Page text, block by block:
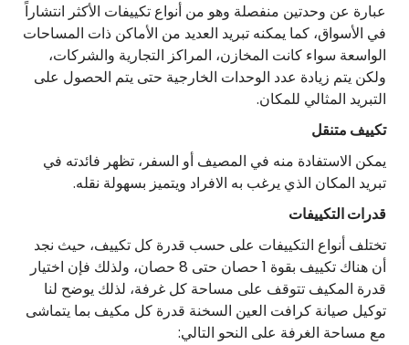
عبارة عن وحدتين منفصلة وهو من أنواع تكييفات الأكثر انتشاراً
في الأسواق، كما يمكنه تبريد العديد من الأماكن ذات المساحات
الواسعة سواء كانت المخازن، المراكز التجارية والشركات،
ولكن يتم زيادة عدد الوحدات الخارجية حتى يتم الحصول على
التبريد المثالي للمكان.
تكييف متنقل
يمكن الاستفادة منه في المصيف أو السفر، تظهر فائدته في
تبريد المكان الذي يرغب به الافراد ويتميز بسهولة نقله.
قدرات التكييفات
تختلف أنواع التكييفات على حسب قدرة كل تكييف، حيث نجد
أن هناك تكييف بقوة 1 حصان حتى 8 حصان، ولذلك فإن اختيار
قدرة المكيف تتوقف على مساحة كل غرفة، لذلك يوضح لنا
توكيل صيانة كرافت العين السخنة قدرة كل مكيف بما يتماشى
مع مساحة الغرفة على النحو التالي: